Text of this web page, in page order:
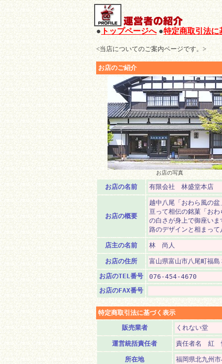
● トップページへ●特定商取引法に
<当店についてのご案内ページです。>
お店のご紹介
お店の写真
お店の名前 有限会社 林盛堂本店
お店の概要
越中八尾「おわら風の
亘って相伝の銘菓「お
の白さが身上で御座い
路のデザインと相まっ
店主の名前 林 尚人
お店の住所
富山県富山市八尾町福島
お店のTEL番号
076-454-4670
お店のFAX番号
特定商取引法に基づく表示
販売業者
くれない堂
運営統括責任者 責任者名 紅
所在地 福岡県北九州